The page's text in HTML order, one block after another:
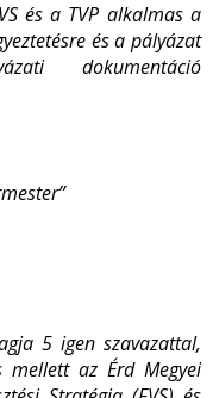
és a TVP alkalmas a
és a pályázat
dokumentáció
5igen szavazattal,
mellett az Érd Megyei